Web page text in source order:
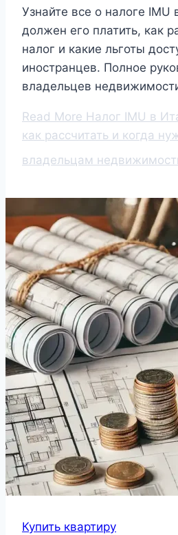
Узнайте все о налоге IMU
должен его платить, как
налог и какие льготы
иностранцев. Полное
владельцев
Read More Налог IMU в
как рассчитать и когда
владельцам
Купить квартиру